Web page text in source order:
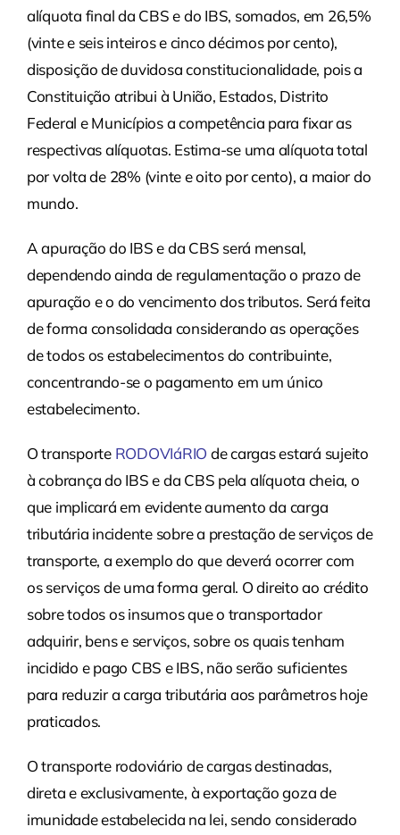
alíquota final da CBS e do IBS, somados, em 26,5%
(vinte e seis inteiros e cinco décimos por cento),
disposição de duvidosa constitucionalidade, pois a
Constituição atribui à União, Estados, Distrito
Federal e Municípios a competência para fixar as
respectivas alíquotas. Estima-se uma alíquota total
por volta de 28% (vinte e oito por cento), a maior do
mundo.
A apuração do IBS e da CBS será mensal,
dependendo ainda de regulamentação o prazo de
apuração e o do vencimento dos tributos. Será feita
de forma consolidada considerando as operações
de todos os estabelecimentos do contribuinte,
concentrando-se o pagamento em um único
estabelecimento.
O transporte RODOVIáRIO de cargas estará sujeito
à cobrança do IBS e da CBS pela alíquota cheia, o
que implicará em evidente aumento da carga
tributária incidente sobre a prestação de serviços de
transporte, a exemplo do que deverá ocorrer com
os serviços de uma forma geral. O direito ao crédito
sobre todos os insumos que o transportador
adquirir, bens e serviços, sobre os quais tenham
incidido e pago CBS e IBS, não serão suficientes
para reduzir a carga tributária aos parâmetros hoje
praticados.
O transporte rodoviário de cargas destinadas,
direta e exclusivamente, à exportação goza de
imunidade estabelecida na lei, sendo considerado